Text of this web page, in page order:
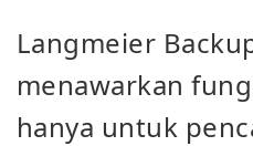
Langmeier
menawarkan
hanya untuk